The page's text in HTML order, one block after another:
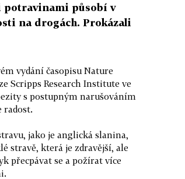
potravinami působí v
na drogách. Prokázali
vydání časopisu Nature
Scripps Research Institute ve
s postupným narušováním
radost.
jako je anglická slanina,
stravě, která je zdravější, ale
přecpávat se a požírat více